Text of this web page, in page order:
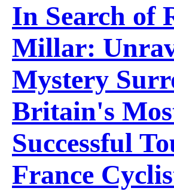
In Search of
Millar:
Mystery
Britain's
Successful
France